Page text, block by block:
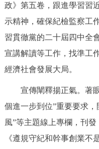
政》第五卷，跟進學習習
示精神，確保紀檢監察工
習貫徹黨的二十屆四中全
宣講解讀等工作，找準工
經濟社會發展大局。
宣傳闡釋揚正氣。著眼
個進一步到位”重要要求
風”等主題線上專欄，刊發
《遵規守紀和幹事創業不